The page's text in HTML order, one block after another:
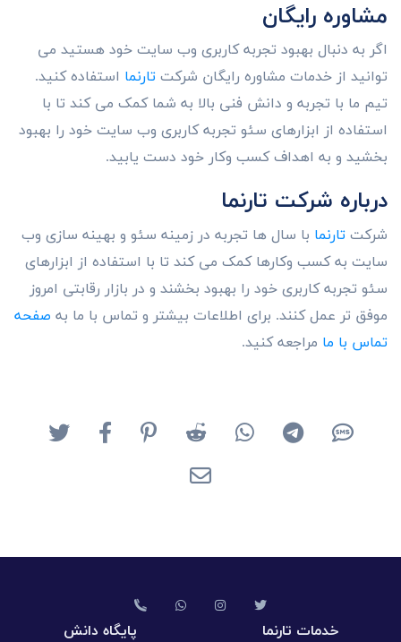
مشاوره رایگان
اگر به دنبال بهبود تجربه کاربری وب سایت خود هستید می
توانید از خدمات مشاوره رایگان شرکت تارنما استفاده کنید.
تیم ما با تجربه و دانش فنی بالا به شما کمک می کند تا با
استفاده از ابزارهای سئو تجربه کاربری وب سایت خود را بهبود
بخشید و به اهداف کسب وکار خود دست یابید.
درباره شرکت تارنما
شرکت تارنما با سال ها تجربه در زمینه سئو و بهینه سازی وب
سایت به کسب وکارها کمک می کند تا با استفاده از ابزارهای
سئو تجربه کاربری خود را بهبود بخشند و در بازار رقابتی امروز
موفق تر عمل کنند. برای اطلاعات بیشتر و تماس با ما به صفحه
تماس با ما مراجعه کنید.
خدمات تارنما پایگاه دانش